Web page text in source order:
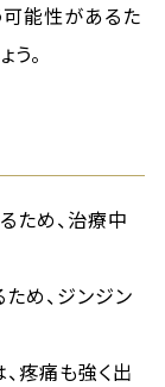
可能性があるた
。
ため、治療中
め、ジンジン
疼痛も強く出